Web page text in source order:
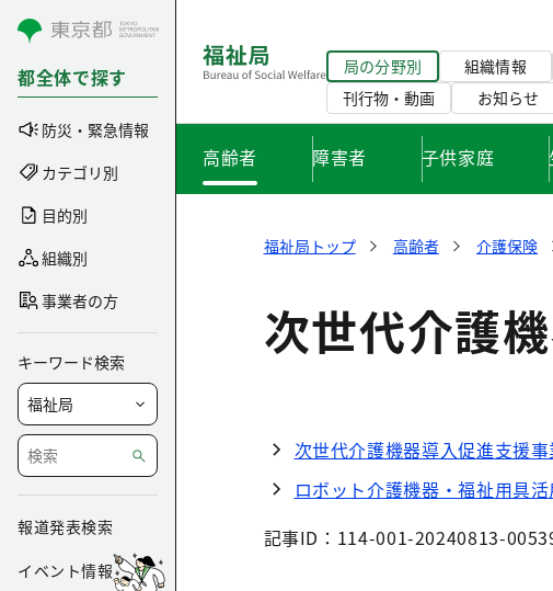
コンテンツにスキップ
都全体で探す
防災・緊急情報
カテゴリ別
目的別
組織別
事業者の方
キーワード検索
報道発表検索
イベント情報
局の分野別 組織情報
刊行物・動画
お知らせ
高齢者 障害者 子供家庭
福祉局トップ 高齢者 介護保険
次世代介護
次世代介護機器導入促進支援
ロボット介護機器・福祉用具
記事ID：114-001-20240813-